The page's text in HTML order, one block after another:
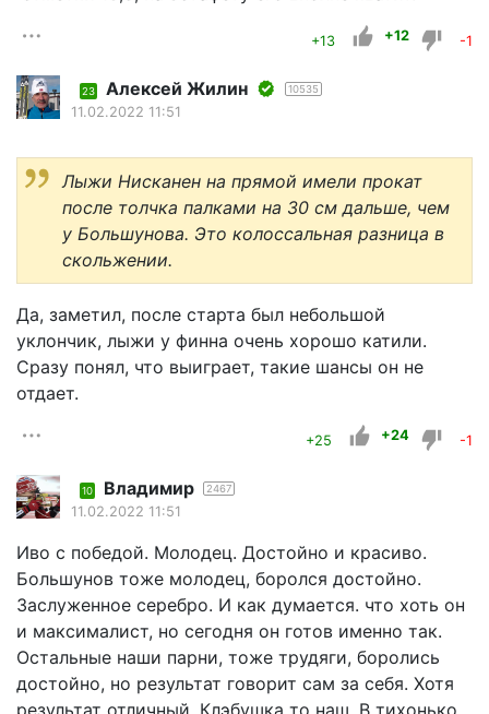
+13 +12 -1
23 Алексей Жилин 10535
11.02.2022 11:51
Лыжи Нисканен на прямой имели прокат
после толчка палками на 30 см дальше, чем
у Большунова. Это колоссальная разница в
скольжении.
Да, заметил, после старта был небольшой
уклончик, лыжи у финна очень хорошо катили.
Сразу понял, что выиграет, такие шансы он не
отдает.
+25 +24 -1
10 Владимир 2467
11.02.2022 11:51
Иво с победой. Молодец. Достойно и красиво.
Большунов тоже молодец, боролся достойно.
Заслуженное серебро. И как думается. что хоть он
и максималист, но сегодня он готов именно так.
Остальные наши парни, тоже трудяги, боролись
достойно, но результат говорит сам за себя. Хотя